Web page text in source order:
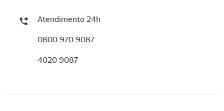
Atendimento 24h
0800 970 9087
4020 9087